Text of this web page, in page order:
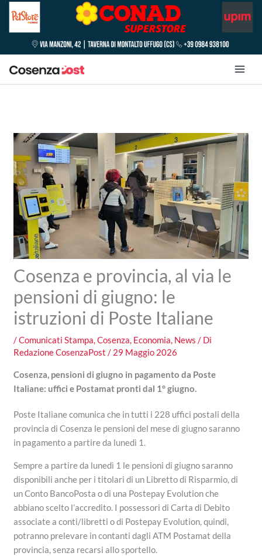
Cosenza e provincia, al via le
pensioni di giugno: le
istruzioni di Poste Italiane
/Comunicati Stampa,Cosenza, Economia, News / Di
Redazione CosenzaPost/ 29 Maggio 2026
Cosenza, pensioni di giugno in pagamento da Poste
Italiane: uffici e Postamat pronti dal 1° giugno.
Poste Italiane comunica che in tutti i 228 uffici postali della
provincia di Cosenza le pensioni del mese di giugno saranno
in pagamento a partire da lunedì 1.
Sempre a partire da lunedì 1 le pensioni di giugno saranno
disponibili anche per i titolari di un Libretto di Risparmio, di
un Conto BancoPosta o di una Postepay Evolution che
abbiano scelto l’accredito. I possessori di Carta di Debito
associate a conti/libretti o di Postepay Evolution, quindi,
potranno prelevare in contanti dagli ATM Postamat della
provincia, senza recarsi allo sportello.